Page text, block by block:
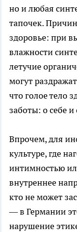
но и любая
тапочек.
здоровье: при
влажности
летучие
могут
что голое тело
заботы: о себе и
Впрочем, для
культуре, где
интимностью
внутреннее
кто не может
— в Германии
нарушение